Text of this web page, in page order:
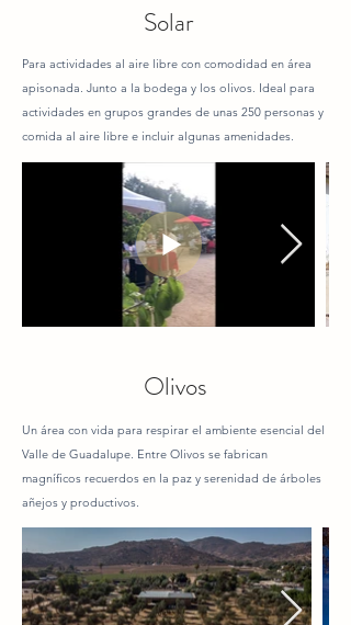
Solar
Para actividades al aire libre con comodidad en área
apisonada. Junto a la bodega y los olivos. Ideal para
actividades en grupos grandes de unas 250 personas y
comida al aire libre e incluir algunas amenidades.
Olivos
Un área con vida para respirar el ambiente esencial del
Valle de Guadalupe. Entre Olivos se fabrican
magníficos recuerdos en la paz y serenidad de árboles
añejos y productivos.